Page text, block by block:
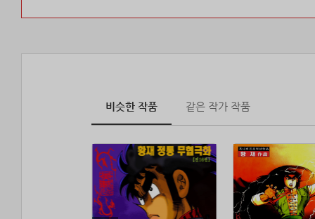
비슷한 작품 같은 작가 작품